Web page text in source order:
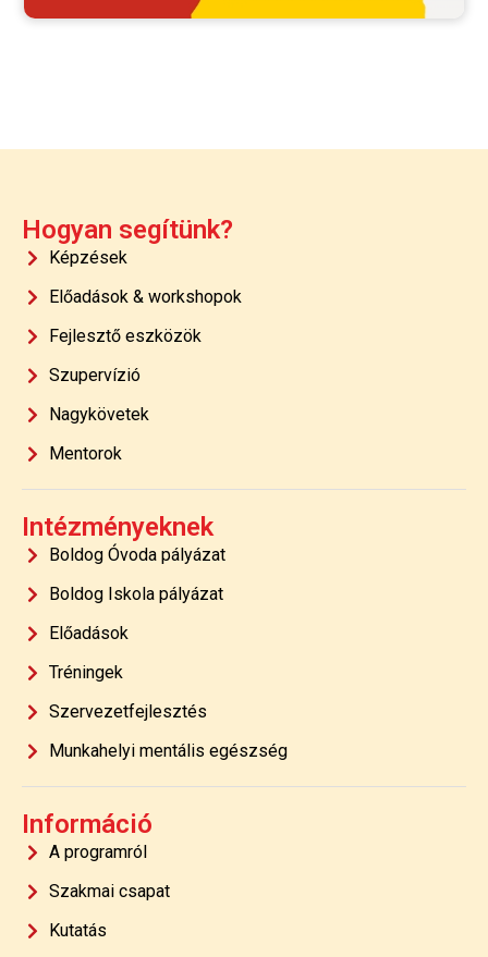
Hogyan segítünk?
Képzések
Előadások & workshopok
Fejlesztő eszközök
Szupervízió
Nagykövetek
Mentorok
Intézményeknek
Boldog Óvoda pályázat
Boldog Iskola pályázat
Előadások
Tréningek
Szervezetfejlesztés
Munkahelyi mentális egészség
Információ
A programról
Szakmai csapat
Kutatás